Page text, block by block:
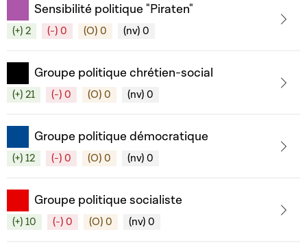
Sensibilité politique "Piraten"
(+) 2 (-) 0 (O) 0 (nv) 0
Groupe politique chrétien-social
(+) 21 (-) 0 (O) 0 (nv) 0
Groupe politique démocratique
(+) 12 (-) 0 (O) 0 (nv) 0
Groupe politique socialiste
(+) 10 (-) 0 (O) 0 (nv) 0